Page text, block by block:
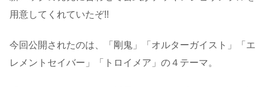
用意してくれていたぞ!!
今回公開されたのは、「剛鬼」「オルターガイスト」「エ
レメントセイバー」「トロイメア」の４テーマ。